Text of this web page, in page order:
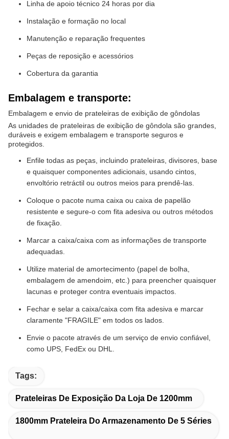
Linha de apoio técnico 24 horas por dia
Instalação e formação no local
Manutenção e reparação frequentes
Peças de reposição e acessórios
Cobertura da garantia
Embalagem e transporte:
Embalagem e envio de prateleiras de exibição de gôndolas
As unidades de prateleiras de exibição de gôndola são grandes,
duráveis e exigem embalagem e transporte seguros e
protegidos.
Enfile todas as peças, incluindo prateleiras, divisores, base
e quaisquer componentes adicionais, usando cintos,
envoltório retráctil ou outros meios para prendê-las.
Coloque o pacote numa caixa ou caixa de papelão
resistente e segure-o com fita adesiva ou outros métodos
de fixação.
Marcar a caixa/caixa com as informações de transporte
adequadas.
Utilize material de amortecimento (papel de bolha,
embalagem de amendoim, etc.) para preencher quaisquer
lacunas e proteger contra eventuais impactos.
Fechar e selar a caixa/caixa com fita adesiva e marcar
claramente "FRAGILE" em todos os lados.
Envie o pacote através de um serviço de envio confiável,
como UPS, FedEx ou DHL.
Tags:
Prateleiras De Exposição Da Loja De 1200mm
1800mm Prateleira Do Armazenamento De 5 Séries